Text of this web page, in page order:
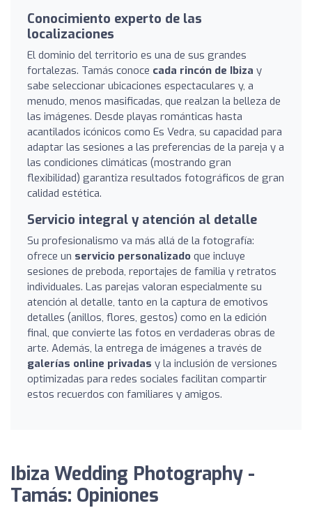
Conocimiento experto de las
localizaciones
El dominio del territorio es una de sus grandes
fortalezas. Tamás conoce cada rincón de Ibiza y
sabe seleccionar ubicaciones espectaculares y, a
menudo, menos masificadas, que realzan la belleza de
las imágenes. Desde playas románticas hasta
acantilados icónicos como Es Vedra, su capacidad para
adaptar las sesiones a las preferencias de la pareja y a
las condiciones climáticas (mostrando gran
flexibilidad) garantiza resultados fotográficos de gran
calidad estética.
Servicio integral y atención al detalle
Su profesionalismo va más allá de la fotografía:
ofrece un servicio personalizado que incluye
sesiones de preboda, reportajes de familia y retratos
individuales. Las parejas valoran especialmente su
atención al detalle, tanto en la captura de emotivos
detalles (anillos, flores, gestos) como en la edición
final, que convierte las fotos en verdaderas obras de
arte. Además, la entrega de imágenes a través de
galerías online privadas y la inclusión de versiones
optimizadas para redes sociales facilitan compartir
estos recuerdos con familiares y amigos.
Ibiza Wedding Photography -
Tamás: Opiniones